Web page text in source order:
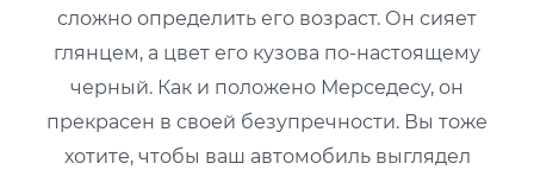
сложно определить его возраст. Он сияет
глянцем, а цвет его кузова по-настоящему
черный. Как и положено Мерседесу, он
прекрасен в своей безупречности. Вы тоже
хотите, чтобы ваш автомобиль выглядел